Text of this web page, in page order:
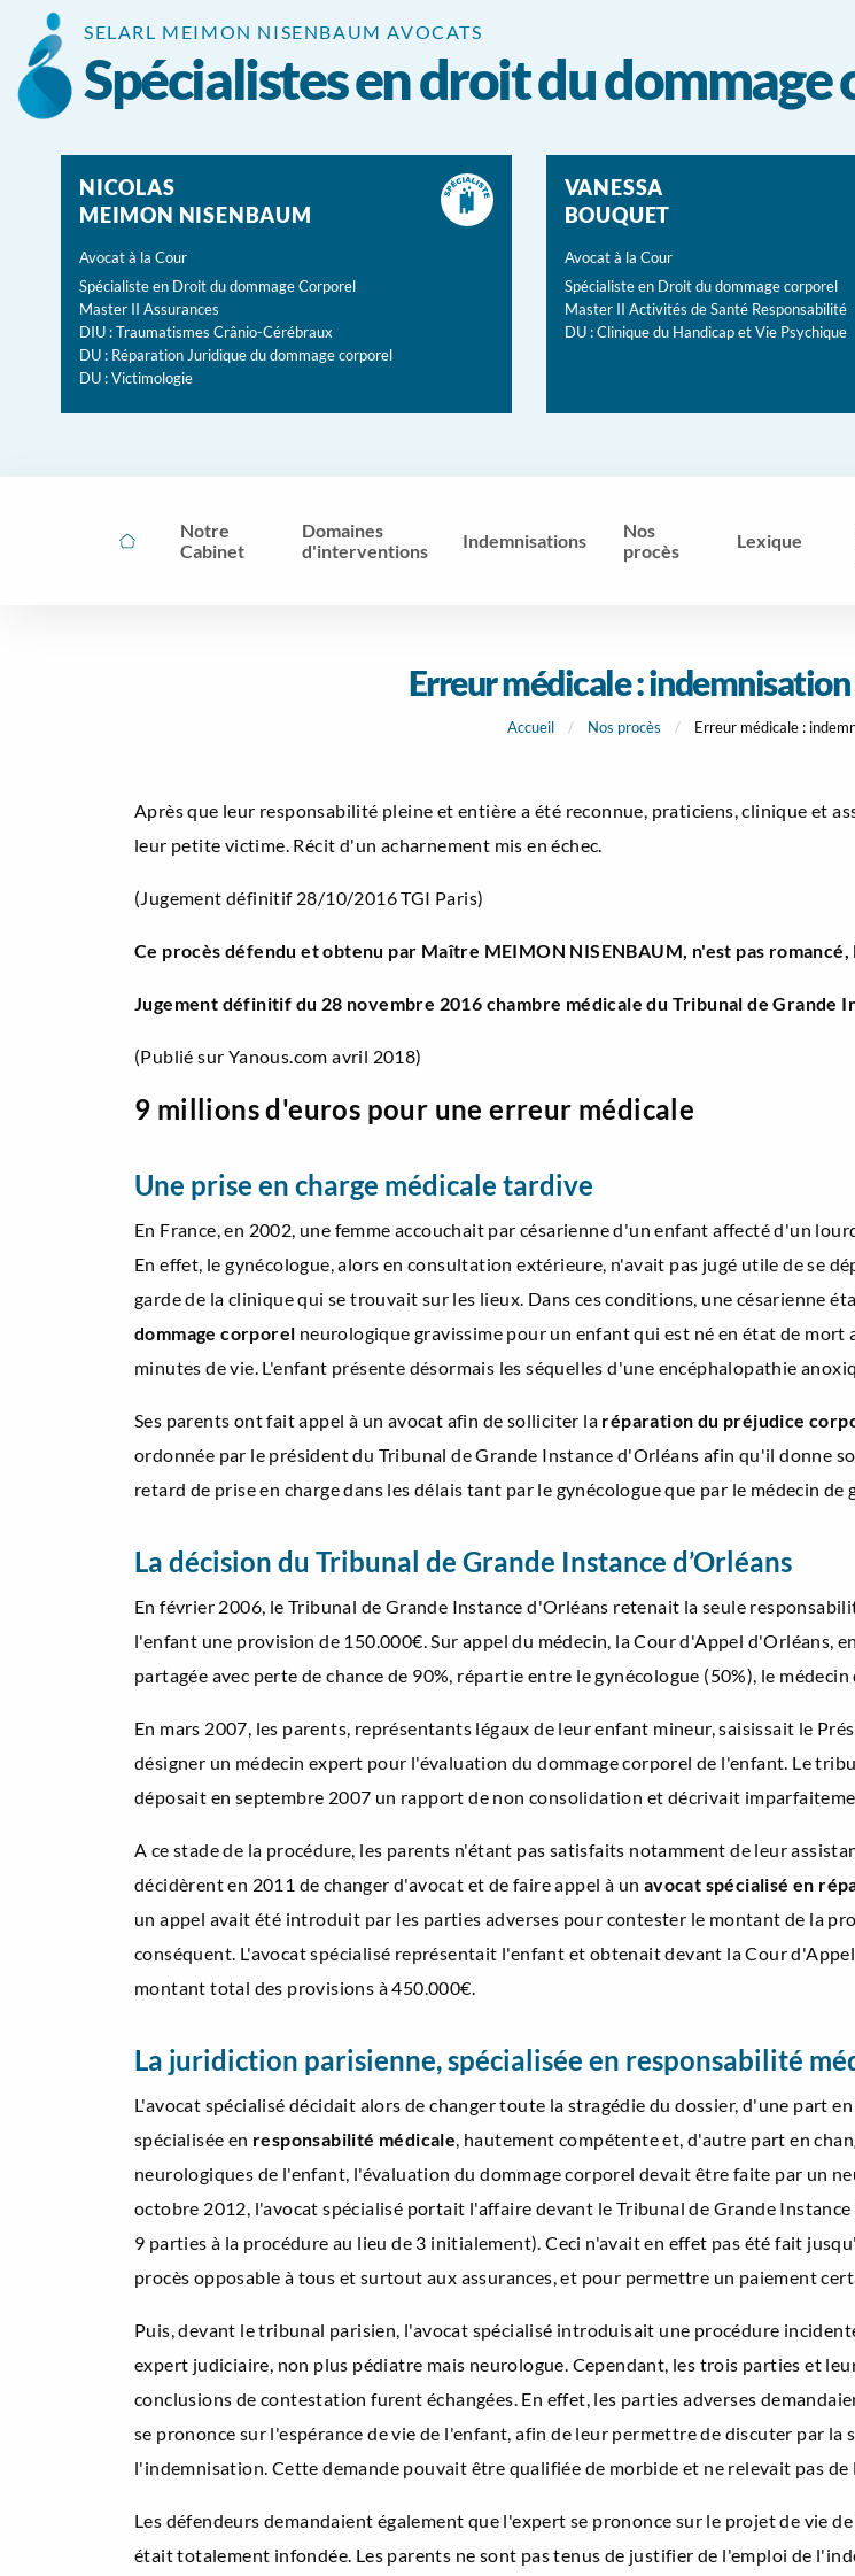
SELARL MEIMON NISENBAUM AVOCATS
Spécialistes en droit du dommage
NICOLAS
MEIMON NISENBAUM
Avocat à la Cour
Spécialiste en Droit du dommage Corporel
Master II Assurances
DIU : Traumatismes Crânio-Cérébraux
DU : Réparation Juridique du dommage corporel
DU : Victimologie
VANESSA
BOUQUET
Avocat à la Cour
Spécialiste en Droit du dommage corporel
Master II Activités de Santé Responsabilité
DU : Clinique du Handicap et Vie Psychique
Notre
Cabinet
Domaines
d'interventions
Indemnisations
Nos
procès
Lexique
Erreur médicale :
Accueil Nos procès Erreur médicale :
Après que leur responsabilité pleine et entière a été reconnue, praticiens, clinique et
leur petite victime. Récit d'un acharnement mis en échec.
(Jugement définitif 28/10/2016 TGI Paris)
Ce procès défendu et obtenu par Maître MEIMON NISENBAUM, n'est pas
Jugement définitif du 28 novembre 2016 chambre médicale du Tribunal de Grande
(Publié sur Yanous.com avril 2018)
9 millions d'euros pour une erreur médicale
Une prise en charge médicale tardive
En France, en 2002, une femme accouchait par césarienne d'un enfant affecté d'un
En effet, le gynécologue, alors en consultation extérieure, n'avait pas jugé utile de se
garde de la clinique qui se trouvait sur les lieux. Dans ces conditions, une
dommage corporel neurologique gravissime pour un enfant qui est né en état de
minutes de vie. L'enfant présente désormais les séquelles d'une encéphalopathie
Ses parents ont fait appel à un avocat afin de solliciter la réparation du préjudice
ordonnée par le président du Tribunal de Grande Instance d'Orléans afin qu'il donne
retard de prise en charge dans les délais tant par le gynécologue que par le médecin de
La décision du Tribunal de Grande Instance d’Orléans
En février 2006, le Tribunal de Grande Instance d'Orléans retenait la seule
l'enfant une provision de 150.000€. Sur appel du médecin, la Cour d'Appel d'Orléans,
partagée avec perte de chance de 90%, répartie entre le gynécologue (50%), le
En mars 2007, les parents, représentants légaux de leur enfant mineur, saisissait le
désigner un médecin expert pour l'évaluation du dommage corporel de l'enfant. Le
déposait en septembre 2007 un rapport de non consolidation et décrivait
A ce stade de la procédure, les parents n'étant pas satisfaits notamment de leur
décidèrent en 2011 de changer d'avocat et de faire appel à un avocat spécialisé en
un appel avait été introduit par les parties adverses pour contester le montant de la
conséquent. L'avocat spécialisé représentait l'enfant et obtenait devant la Cour
montant total des provisions à 450.000€.
La juridiction parisienne, spécialisée en responsabilité
L'avocat spécialisé décidait alors de changer toute la stragédie du dossier, d'une part
spécialisée en responsabilité médicale , hautement compétente et, d'autre part en
neurologiques de l'enfant, l'évaluation du dommage corporel devait être faite par un
octobre 2012, l'avocat spécialisé portait l'affaire devant le Tribunal de Grande
9 parties à la procédure au lieu de 3 initialement). Ceci n'avait en effet pas été fait
procès opposable à tous et surtout aux assurances, et pour permettre un paiement
Puis, devant le tribunal parisien, l'avocat spécialisé introduisait une procédure
expert judiciaire, non plus pédiatre mais neurologue. Cependant, les trois parties et
conclusions de contestation furent échangées. En effet, les parties adverses
se prononce sur l'espérance de vie de l'enfant, afin de leur permettre de discuter par
l'indemnisation. Cette demande pouvait être qualifiée de morbide et ne relevait pas de
Les défendeurs demandaient également que l'expert se prononce sur le projet de vie
était totalement infondée. Les parents ne sont pas tenus de justifier de l'emploi de
Panneau de gestion des cookies